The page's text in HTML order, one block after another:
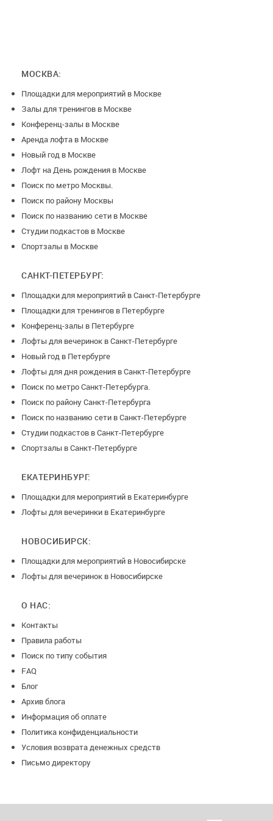
МОСКВА:
Площадки для мероприятий в Москве
Залы для тренингов в Москве
Конференц-залы в Москве
Аренда лофта в Москве
Новый год в Москве
Лофт на День рождения в Москве
Поиск по метро Москвы.
Поиск по району Москвы
Поиск по названию сети в Москве
Студии подкастов в Москве
Спортзалы в Москве
САНКТ-ПЕТЕРБУРГ:
Площадки для мероприятий в Санкт-Петербурге
Площадки для тренингов в Петербурге
Конференц-залы в Петербурге
Лофты для вечеринок в Санкт-Петербурге
Новый год в Петербурге
Лофты для дня рождения в Санкт-Петербурге
Поиск по метро Санкт-Петербурга.
Поиск по району Санкт-Петербурга
Поиск по названию сети в Санкт-Петербурге
Студии подкастов в Санкт-Петербурге
Спортзалы в Санкт-Петербурге
ЕКАТЕРИНБУРГ:
Площадки для мероприятий в Екатеринбурге
Лофты для вечеринки в Екатеринбурге
НОВОСИБИРСК:
Площадки для мероприятий в Новосибирске
Лофты для вечеринок в Новосибирске
О НАС:
Контакты
Правила работы
Поиск по типу события
FAQ
Блог
Архив блога
Информация об оплате
Политика конфиденциальности
Условия возврата денежных средств
Письмо директору